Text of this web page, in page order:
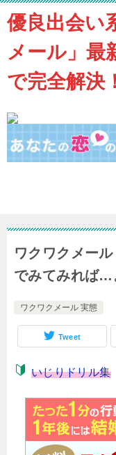
優良出会い
メール」最
で完全解決！
ワクワクメー
でみてみれば…
ワクワクメール 実態
Tweet
いじりドリル集